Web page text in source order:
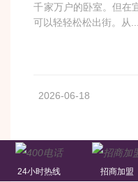
千家万户的卧室。但在
可以轻轻松松出街。从...
2026-06-18
24小时热线 招商加盟